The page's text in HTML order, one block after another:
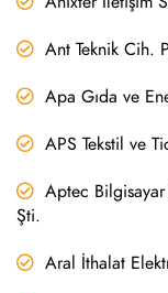
Ant Teknik Cih.
Apa Gıda ve
APS Tekstil ve
Aptec
Şti.
Aral İthalat